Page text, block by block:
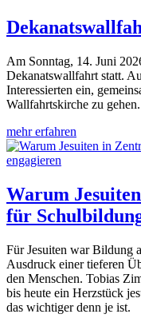
Am Sonntag, 14. Juni
Dekanatswallfahrt statt.
Interessierten ein,
Wallfahrtskirche zu gehen.
mehr erfahren
Warum
für
Für Jesuiten war Bildung
Ausdruck einer tieferen
den Menschen. Tobias
bis heute ein Herzstück
das wichtiger denn je ist.